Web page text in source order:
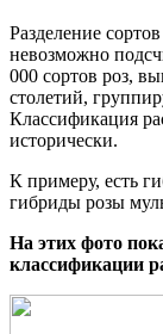
Разделение
невозможно
000 сортов роз,
столетий,
Классификация
исторически.
К примеру, есть
гибриды розы
На этих фото
классификации